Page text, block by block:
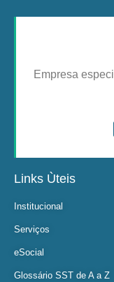
Empresa
Links Ùteis
Institucional
Serviços
eSocial
Glossário SST de A a Z